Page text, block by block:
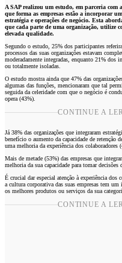
A SAP realizou um estudo, em parceria
que forma as empresas estão a incorporar
estratégia e operações de negócio. Esta
que cada parte de uma organização, utilize
elevada qualidade.
Segundo o estudo, 25% dos participantes
processos das suas organizações estavam
moderadamente integradas, enquanto 21% dos
ou totalmente isoladas.
O estudo mostra ainda que 47% das
algumas das funções, mencionaram que tal
seguida da celeridade com que o negócio é
opera (43%).
CONTINUE A
Já 38% das organizações que integraram
benefício o aumento da capacidade de retenção
uma melhoria da experiência dos colaboradores
Mais de metade (53%) das empresas que
melhoria da sua capacidade para tomar decisões
É crucial dar especial atenção à experiência dos
a cultura corporativa das suas empresas tem
os melhores produtos ou serviços da sua
CONTINUE A